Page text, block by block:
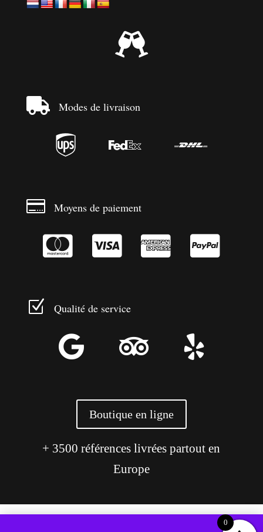

 Modes de livraison
  
 Moyens de paiement
   
Z Qualité de service
  
Boutique en ligne
+ 3500 références livrées partout en
Europe
0